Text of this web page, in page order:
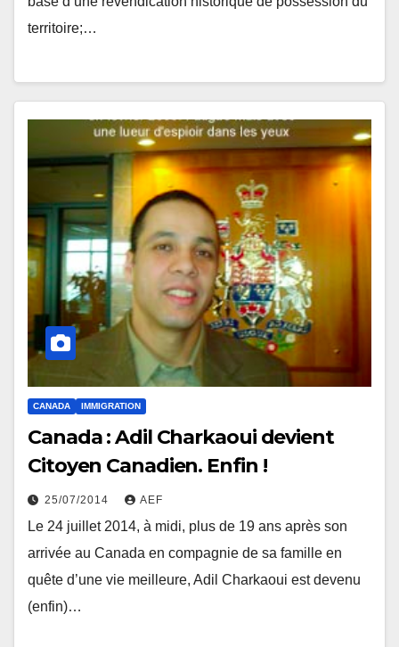
territoire;…
CANADA IMMIGRATION
Canada : Adil Charkaoui devient
Citoyen Canadien. Enfin !
25/07/2014 AEF
Le 24 juillet 2014, à midi, plus de 19 ans après son
arrivée au Canada en compagnie de sa famille en
quête d’une vie meilleure, Adil Charkaoui est devenu
(enfin)…